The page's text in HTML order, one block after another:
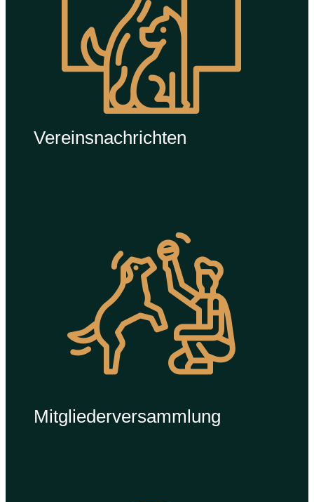
Vereinsnachrichten
Mitgliederversammlung